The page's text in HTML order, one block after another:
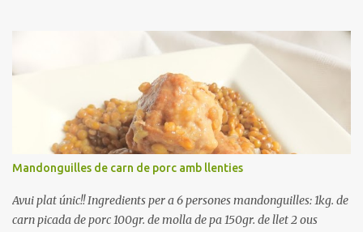
Renteu les tomates i talleu-les a octaus. Talleu les olives a
rodanxes. Una hora abans de portar a la taula, poseu els cigrons,
ben escorreguts, en un bol, amb la resta d'ingredients: les tomates,
el pebrot, la ceba, (escorreguda), les olives i la tonyina esmicolada.
Amaniu amb sal i oli... bon profit!!
Mandonguilles de carn de porc amb llenties
Avui plat únic!! Ingredients per a 6 persones mandonguilles: 1kg. de
carn picada de porc 100gr. de molla de pa 150gr. de llet 2 ous